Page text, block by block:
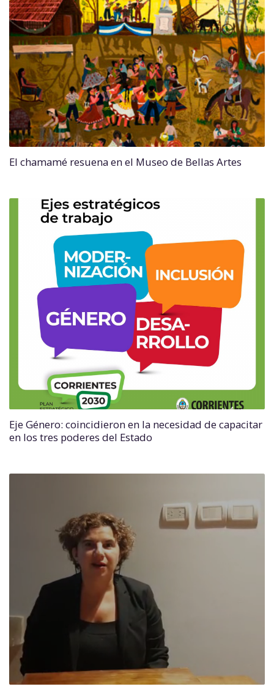
El chamamé resuena en el Museo de Bellas Artes
Eje Género: coincidieron en la necesidad de capacitar
en los tres poderes del Estado